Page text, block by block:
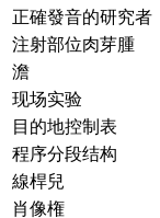
正確發音的研究者
注射部位肉芽腫
澹
现场实验
目的地控制表
程序分段结构
線桿兒
肖像権